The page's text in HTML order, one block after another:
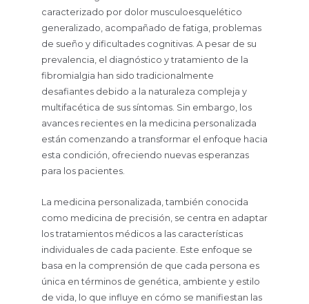
caracterizado por dolor musculoesquelético
generalizado, acompañado de fatiga, problemas
de sueño y dificultades cognitivas. A pesar de su
prevalencia, el diagnóstico y tratamiento de la
fibromialgia han sido tradicionalmente
desafiantes debido a la naturaleza compleja y
multifacética de sus síntomas. Sin embargo, los
avances recientes en la medicina personalizada
están comenzando a transformar el enfoque hacia
esta condición, ofreciendo nuevas esperanzas
para los pacientes.
La medicina personalizada, también conocida
como medicina de precisión, se centra en adaptar
los tratamientos médicos a las características
individuales de cada paciente. Este enfoque se
basa en la comprensión de que cada persona es
única en términos de genética, ambiente y estilo
de vida, lo que influye en cómo se manifiestan las